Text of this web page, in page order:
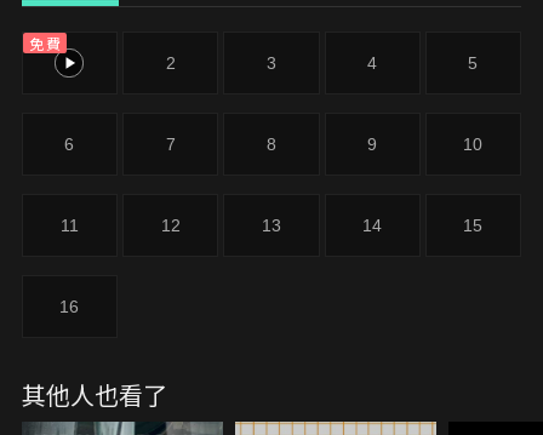
相遇的浪漫愛情喜劇。
免費
1 2 3 4 5
6 7 8 9 10
11 12 13 14 15
16
其他人也看了